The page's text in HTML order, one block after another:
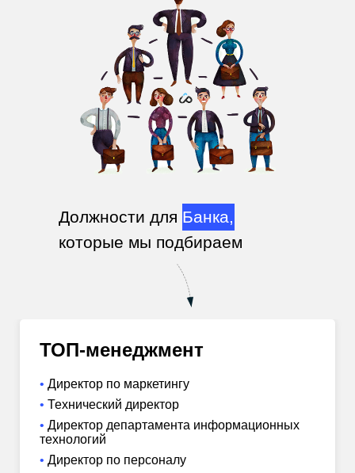
Должности для Банка,
которые мы подбираем
ТОП-менеджмент
Директор по маркетингу
Технический директор
Директор департамента информационных
технологий
Директор по персоналу